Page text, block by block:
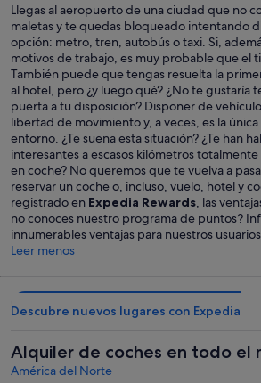
Llegas al aeropuerto de una ciudad que no
maletas y te quedas bloqueado intentando
opción: metro, tren, autobús o taxi. Si,
motivos de trabajo, es muy probable que el
También puede que tengas resuelta la
al hotel, pero ¿y luego qué? ¿No te gustaría
puerta a tu disposición? Disponer de
libertad de movimiento y, a veces, es la
entorno. ¿Te suena esta situación? ¿Te han
interesantes a escasos kilómetros totalmente
en coche? No queremos que te vuelva a
reservar un coche o, incluso, vuelo, hotel y
registrado en Expedia Rewards , las
no conoces nuestro programa de puntos?
innumerables ventajas para nuestros usuarios.
Leer menos
Descubre nuevos lugares con Expedia
Alquiler de coches en todo el
América del Norte